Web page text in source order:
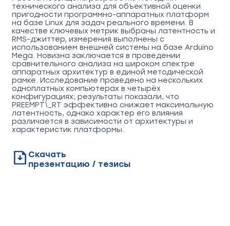
технического анализа для объективной оценки
пригодности программно-аппаратных платформ
на базе Linux для задач реального времени. В
качестве ключевых метрик выбраны латентность и
RMS-джиттер, измерения выполнены с
использованием внешней системы на базе Arduino
Mega. Новизна заключается в проведении
сравнительного анализа на широком спектре
аппаратных архитектур в единой методической
рамке. Исследование проведено на нескольких
одноплатных компьютерах в четырёх
конфигурациях; результаты показали, что
PREEMPT\_RT эффективно снижает максимальную
латентность, однако характер его влияния
различается в зависимости от архитектуры и
характеристик платформы.
Скачать
презентацию / тезисы